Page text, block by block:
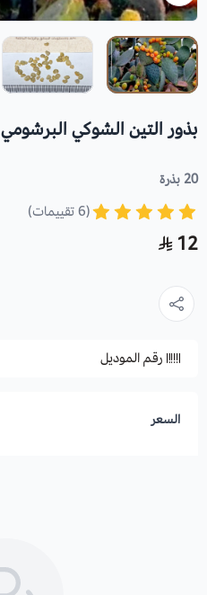
بذور التين الشوكي البرشومي
20 بذرة
(6 تقييمات)
12
رقم الموديل
السعر